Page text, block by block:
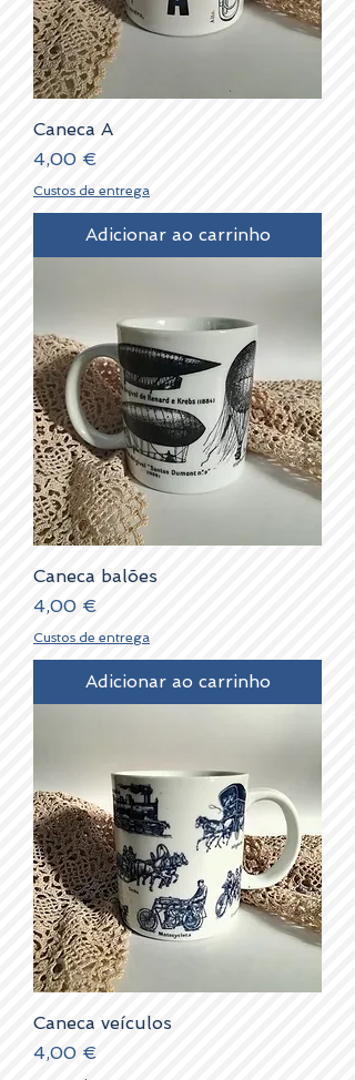
Caneca A
Preço
4,00 €
Custos de entrega
Adicionar ao carrinho
Caneca balões
Preço
4,00 €
Custos de entrega
Adicionar ao carrinho
Caneca veículos
Preço
4,00 €